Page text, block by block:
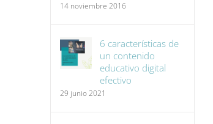
14 noviembre 2016
6 características de
un contenido
educativo digital
efectivo
29 junio 2021